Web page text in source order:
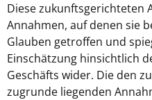
Diese zukunftsgerichteten
Annahmen, auf denen sie
Glauben getroffen und
Einschätzung hinsichtlich
Geschäfts wider. Die den
zugrunde liegenden